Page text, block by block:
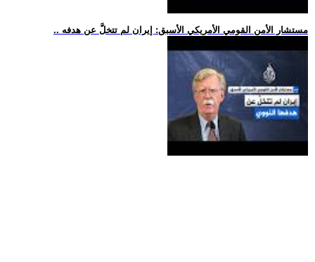
.. مستشار الأمن القومي الأمريكي الأسبق: إيران لم تتخلَّ عن هدفه